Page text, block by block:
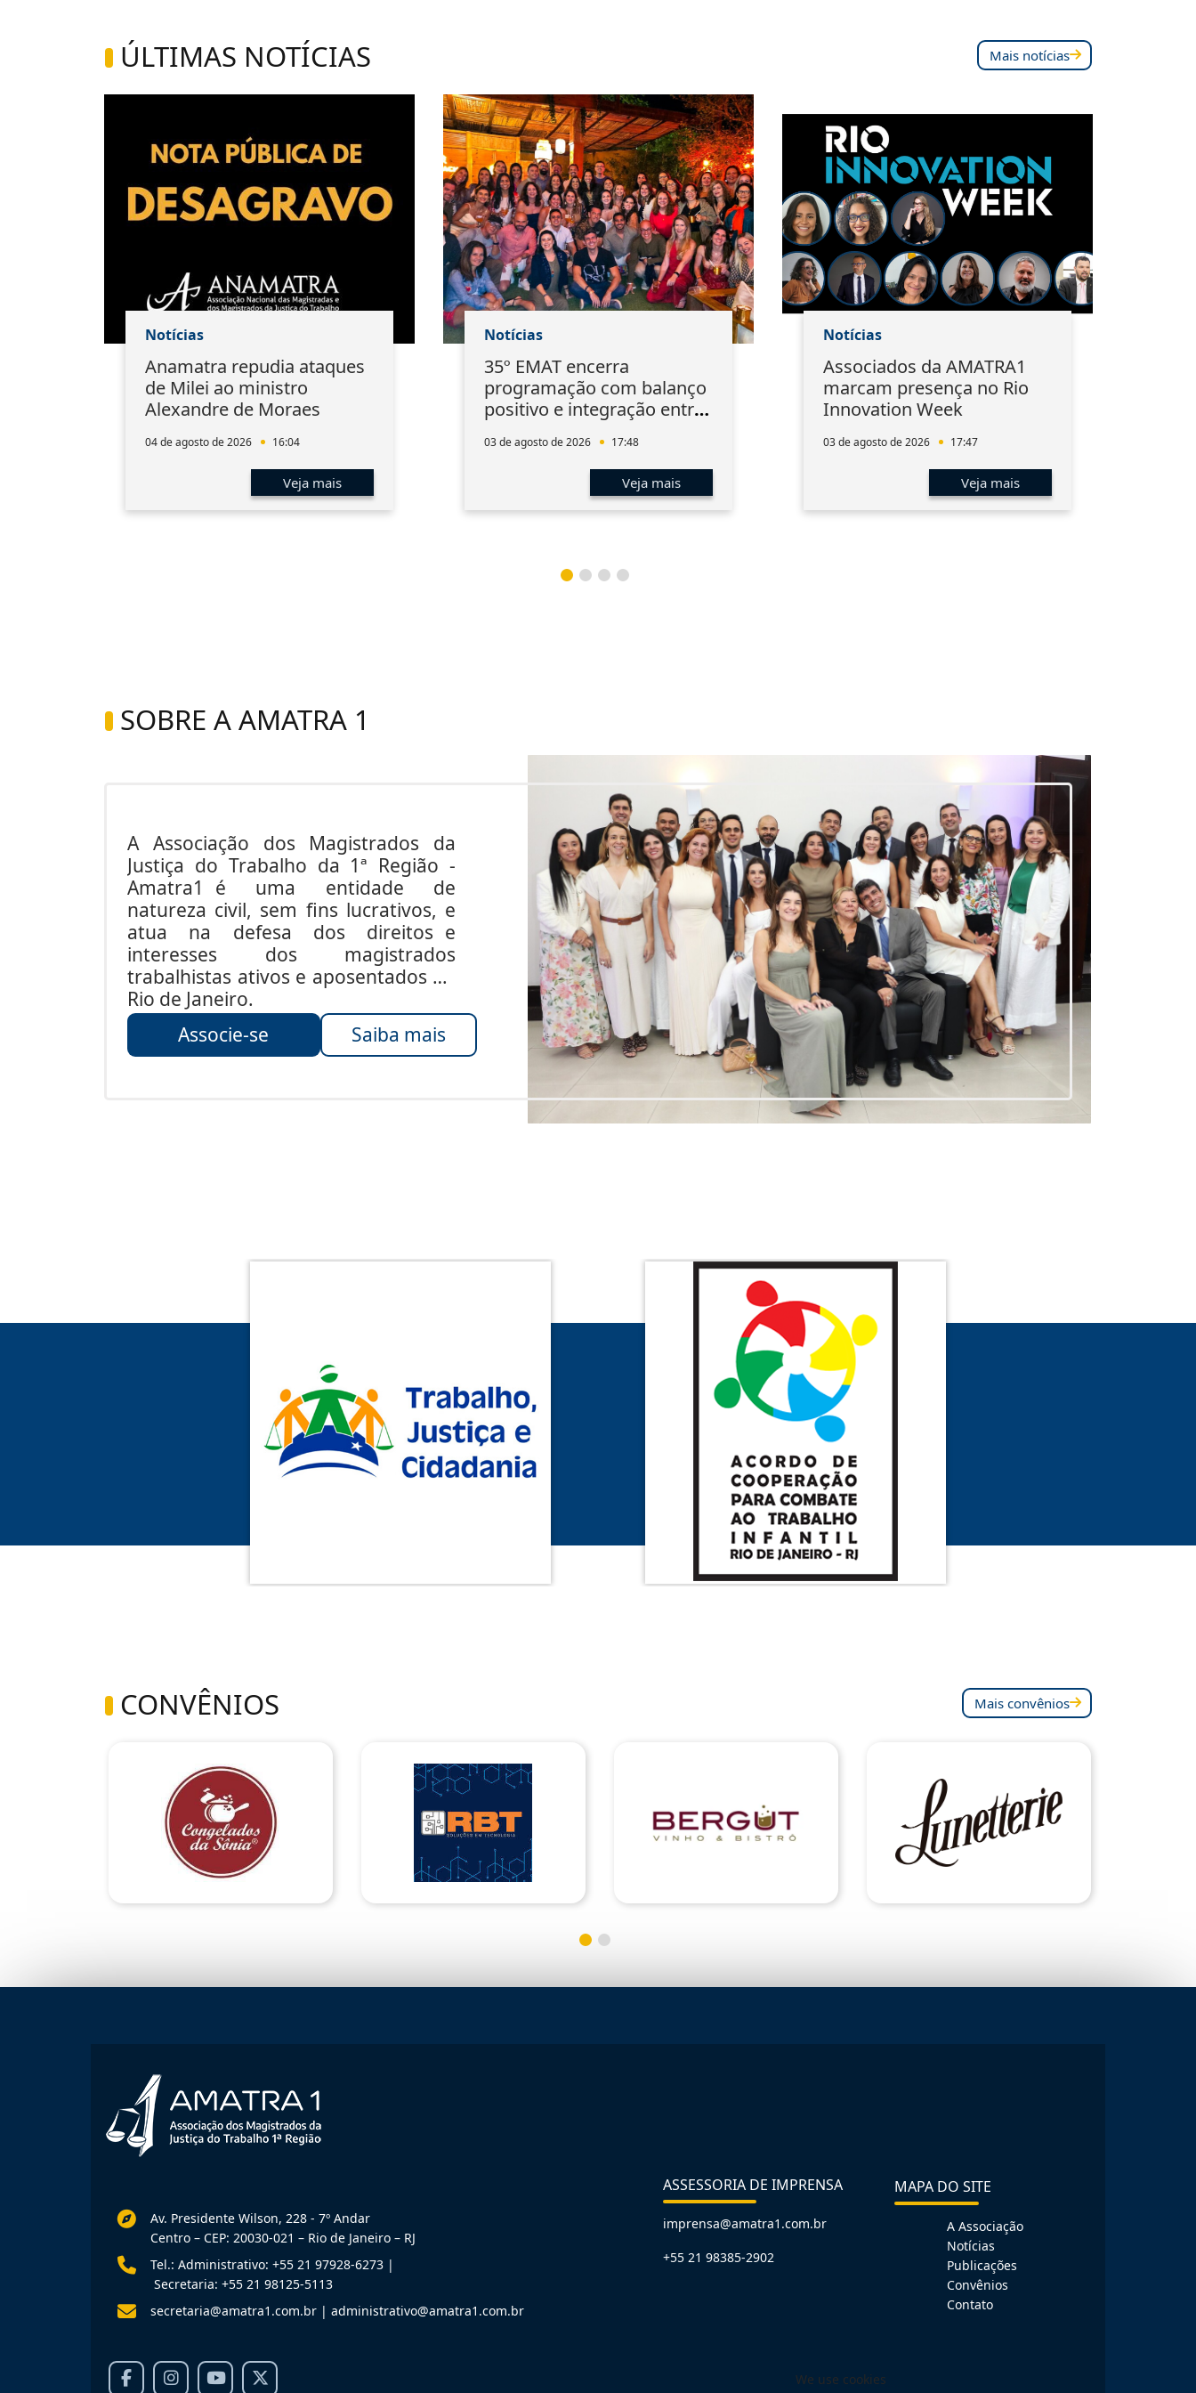
Mais notícias
ÚLTIMAS NOTÍCIAS
Notícias
Anamatra repudia ataques
de Milei ao ministro
Alexandre de Moraes
04 de agosto de 2026 16:04
Veja mais
Notícias
35º EMAT encerra
programação com balanço
positivo e integração entre
03 de agosto de 2026 17:48
Veja mais
Notícias
Associados da AMATRA1
marcam presença no Rio
Innovation Week
03 de agosto de 2026 17:47
Veja mais
SOBRE A AMATRA 1
A Associação dos Magistrados da
Justiça do Trabalho da 1ª Região -
Amatra1 é uma entidade de
natureza civil, sem fins lucrativos, e
atua na defesa dos direitos e
interesses dos magistrados
trabalhistas ativos e aposentados do
Rio de Janeiro.
Associe-se
Saiba mais
CONVÊNIOS Mais convênios
Av. Presidente Wilson, 228 - 7º Andar
Centro – CEP: 20030-021 – Rio de Janeiro – RJ
Tel.: Administrativo: +55 21 97928-6273 |
Secretaria: +55 21 98125-5113
secretaria@amatra1.com.br | administrativo@amatra1.com.br
ASSESSORIA DE IMPRENSA
imprensa@amatra1.com.br
+55 21 98385-2902
MAPA DO SITE
A Associação
Notícias
Publicações
Convênios
Contato
We use cookies